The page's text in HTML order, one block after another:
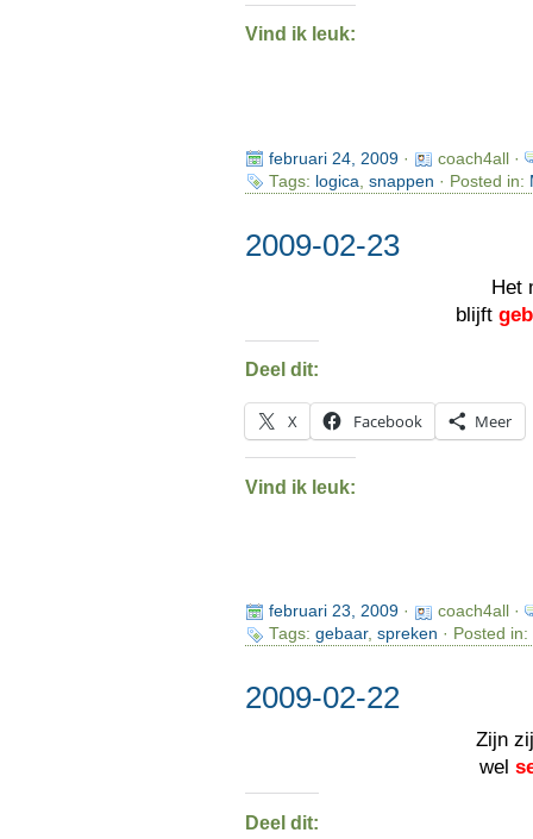
Vind ik leuk:
februari 24, 2009·
coach4all ·
Tags: logica snappen · Posted in:
2009-02-23
Het
blijft
Deel dit:
X Facebook Meer
Vind ik leuk:
februari 23, 2009·
coach4all ·
Tags: gebaar, spreken · Posted in:
2009-02-22
Zijn
wel
Deel dit: